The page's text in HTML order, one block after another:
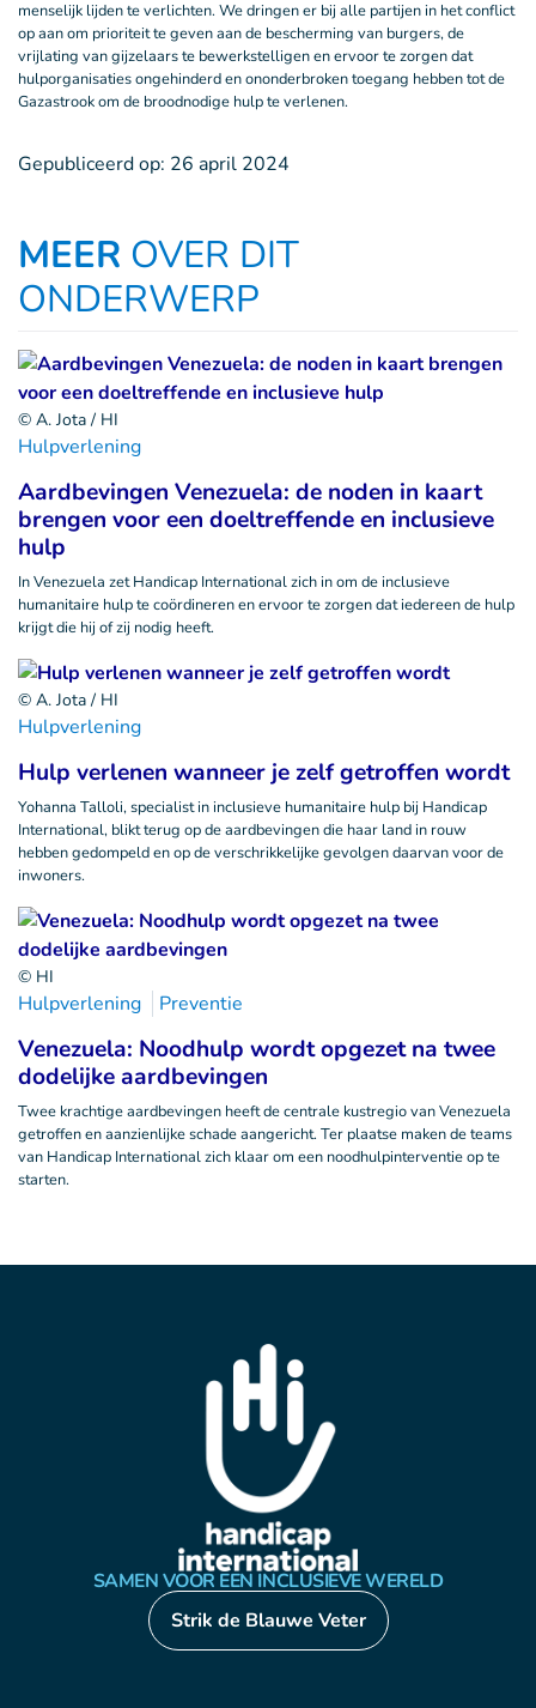
menselijk lijden te verlichten. We dringen er bij alle partijen in het conflict
op aan om prioriteit te geven aan de bescherming van burgers, de
vrijlating van gijzelaars te bewerkstelligen en ervoor te zorgen dat
hulporganisaties ongehinderd en ononderbroken toegang hebben tot de
Gazastrook om de broodnodige hulp te verlenen.
Gepubliceerd op: 26 april 2024
MEER OVER DIT
ONDERWERP
© A. Jota / HI
Hulpverlening
Aardbevingen Venezuela: de noden in kaart
brengen voor een doeltreffende en inclusieve
hulp
In Venezuela zet Handicap International zich in om de inclusieve
humanitaire hulp te coördineren en ervoor te zorgen dat iedereen de hulp
krijgt die hij of zij nodig heeft.
© A. Jota / HI
Hulpverlening
Hulp verlenen wanneer je zelf getroffen wordt
Yohanna Talloli, specialist in inclusieve humanitaire hulp bij Handicap
International, blikt terug op de aardbevingen die haar land in rouw
hebben gedompeld en op de verschrikkelijke gevolgen daarvan voor de
inwoners.
© HI
Hulpverlening Preventie
Venezuela: Noodhulp wordt opgezet na twee
dodelijke aardbevingen
Twee krachtige aardbevingen heeft de centrale kustregio van Venezuela
getroffen en aanzienlijke schade aangericht. Ter plaatse maken de teams
van Handicap International zich klaar om een noodhulpinterventie op te
starten.
SAMEN VOOR EEN INCLUSIEVE WERELD
Strik de Blauwe Veter